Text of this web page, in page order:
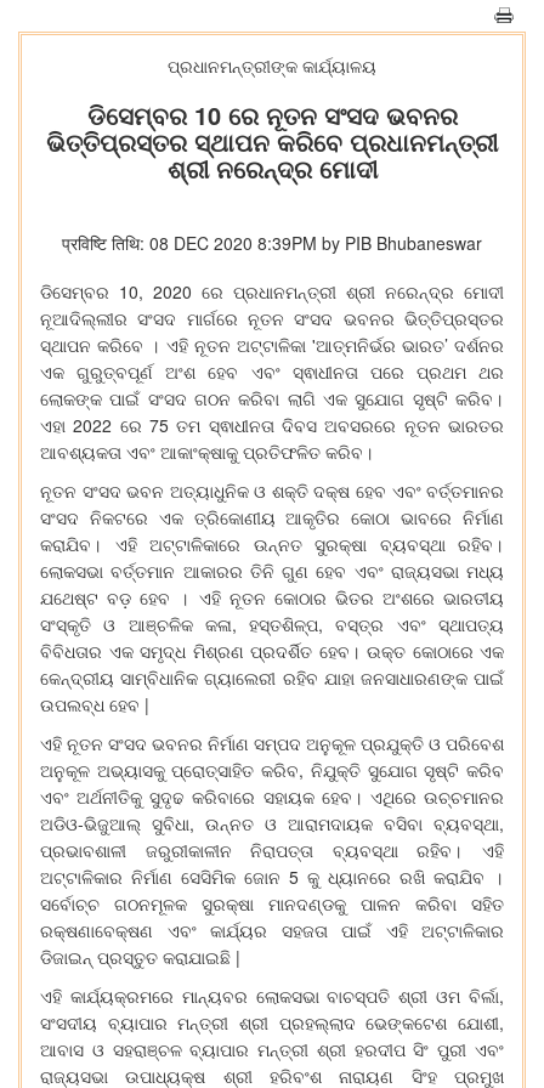
ପ୍ରଧାନମନ୍ତ୍ରୀଙ୍କ କାର୍ଯ୍ୟାଳୟ
ଡିସେମ୍ବର 10 ରେ ନୂତନ ସଂସଦ ଭବନର
ଭିତ୍ତିପ୍ରସ୍ତର ସ୍ଥାପନ କରିବେ ପ୍ରଧାନମନ୍ତ୍ରୀ
ଶ୍ରୀ ନରେନ୍ଦ୍ର ମୋଦୀ
प्रविष्टि तिथि: 08 DEC 2020 8:39PM by PIB Bhubaneswar
ଡିସେମ୍ବର 10, 2020 ରେ ପ୍ରଧାନମନ୍ତ୍ରୀ ଶ୍ରୀ ନରେନ୍ଦ୍ର ମୋଦୀ
ନୂଆଦିଲ୍ଲୀର
ସଂସଦ ମାର୍ଗରେ ନୂତନ ସଂସଦ ଭବନର
ଭିତ୍ତିପ୍ରସ୍ତର
ସ୍ଥାପନ କରିବେ । ଏହି ନୂତନ ଅଟ୍ଟାଳିକା 'ଆତ୍ମନିର୍ଭର ଭାରତ’ ଦର୍ଶନର
ଏକ
ଗୁରୁତ୍ବପୂର୍ଣ ଅଂଶ ହେବ ଏବଂ ସ୍ଵାଧୀନତା ପରେ ପ୍ରଥମ
ଥର
ଲୋକଙ୍କ ପାଇଁ ସଂସଦ ଗଠନ କରିବା ଲାଗି ଏକ ସୁଯୋଗ ସୃଷ୍ଟି କରିବ ।
ଏହା 2022 ରେ 75ତମ ସ୍ଵାଧୀନତା ଦିବସ ଅବସରରେ ନୂତନ ଭାରତର
ଆବଶ୍ୟକତା ଏବଂ ଆକାଂକ୍ଷାକୁ ପ୍ରତିଫଳିତ କରିବ ।
ନୂତନ ସଂସଦ ଭବନ ଅତ୍ୟାଧୁନିକ ଓ ଶକ୍ତି ଦକ୍ଷ ହେବ ଏବଂ ବର୍ତ୍ତମାନର
ସଂସଦ
ନିକଟରେ ଏକ ତ୍ରିକୋଣୀୟ ଆକୃତିର କୋଠା ଭାବରେ
ନିର୍ମାଣ
କରାଯିବ । ଏହି ଅଟ୍ଟାଳିକାରେ ଉନ୍ନତ ସୁରକ୍ଷା ବ୍ୟବସ୍ଥା ରହିବ ।
ଲୋକସଭା ବର୍ତ୍ତମାନ ଆକାରର ତିନି ଗୁଣ ହେବ ଏବଂ ରାଜ୍ୟସଭା ମଧ୍ୟ
ଯଥେଷ୍ଟ ବଡ଼ ହେବ । ଏହି ନୂତନ କୋଠାର ଭିତର ଅଂଶରେ ଭାରତୀୟ
ସଂସ୍କୃତି
ଓ ଆଞ୍ଚଳିକ କଳା,ହସ୍ତଶିଳ୍ପ,ବସ୍ତ୍ର ଏବଂ
ସ୍ଥାପତ୍ୟ
ବିବିଧତାର ଏକ ସମୃଦ୍ଧ ମିଶ୍ରଣ ପ୍ରଦର୍ଶିତ ହେବ । ଉକ୍ତ କୋଠାରେ ଏକ
କେନ୍ଦ୍ରୀୟ ସାମ୍ବିଧାନିକ ଗ୍ୟାଲେରୀ ରହିବ ଯାହା ଜନସାଧାରଣଙ୍କ ପାଇଁ
ଉପଲବ୍ଧ ହେବ |
ଏହି ନୂତନ ସଂସଦ ଭବନର ନିର୍ମାଣ ସମ୍ପଦ ଅନୁକୂଳ ପ୍ରଯୁକ୍ତି ଓ ପରିବେଶ
ଅନୁକୂଳ ଅଭ୍ୟାସକୁ ପ୍ରୋତ୍ସାହିତ କରିବ, ନିଯୁକ୍ତି ସୁଯୋଗ ସୃଷ୍ଟି କରିବ
ଏବଂ ଅର୍ଥନୀତିକୁ ସୁଦୃଢ କରିବାରେ ସହାୟକ ହେବ । ଏଥିରେ ଉଚ୍ଚମାନର
ଅଡିଓ-ଭିଜୁଆଲ୍ ସୁବିଧା, ଉନ୍ନତ ଓ ଆରାମଦାୟକ ବସିବା ବ୍ୟବସ୍ଥା,
ପ୍ରଭାବଶାଳୀ ଜରୁରୀକାଳୀନ ନିରାପତ୍ତା ବ୍ୟବସ୍ଥା ରହିବ ।
ଏହି
ଅଟ୍ଟାଳିକାର ନିର୍ମାଣ ସେସିମିକ ଜୋନ 5 କୁ ଧ୍ୟାନରେ ରଖି କରାଯିବ ।
ସର୍ବୋଚ୍ଚ ଗଠନମୂଳକ ସୁରକ୍ଷା ମାନଦଣ୍ଡକୁ ପାଳନ କରିବା
ସହିତ
ରକ୍ଷଣାବେକ୍ଷଣ
ଏବଂ କାର୍ଯ୍ୟର ସହଜତା ପାଇଁ ଏହି
ଅଟ୍ଟାଳିକାର
ଡିଜାଇନ୍ ପ୍ରସ୍ତୁତ କରାଯାଇଛି |
ଏହି କାର୍ଯ୍ୟକ୍ରମରେ ମାନ୍ୟବର ଲୋକସଭା ବାଚସ୍ପତି ଶ୍ରୀ ଓମ ବିର୍ଲା,
ସଂସଦୀୟ ବ୍ୟାପାର ମନ୍ତ୍ରୀ ଶ୍ରୀ ପ୍ରହଲ୍ଲାଦ ଭେଙ୍କଟେଶ ଯୋଶୀ,
ଆବାସ ଓ ସହରାଞ୍ଚଳ ବ୍ୟାପାର ମନ୍ତ୍ରୀ ଶ୍ରୀ ହରଦୀପ ସିଂ ପୁରୀ ଏବଂ
ରାଜ୍ୟସଭା
ଉପାଧ୍ୟକ୍ଷ ଶ୍ରୀ ହରିବଂଶ ନାରାୟଣ ସିଂହ ପ୍ରମୁଖ